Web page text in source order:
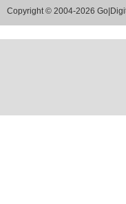
Copyright © 2004-2026